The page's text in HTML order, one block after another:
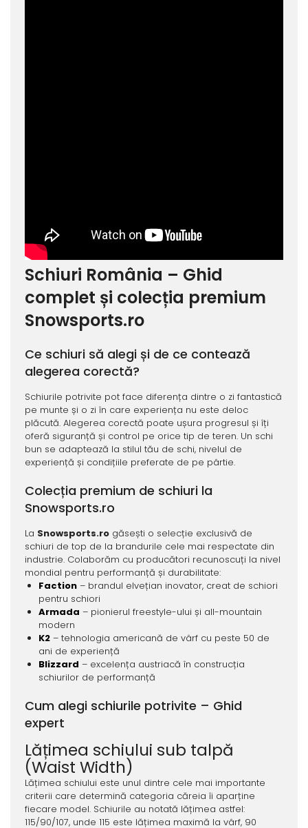
Schiuri România – Ghid
complet și colecția premium
Snowsports.ro
Ce schiuri să alegi și de ce contează
alegerea corectă?
Schiurile potrivite pot face diferența dintre o zi fantastică
pe munte și o zi în care experiența nu este deloc
plăcută. Alegerea corectă poate ușura progresul și îți
oferă siguranță și control pe orice tip de teren. Un schi
bun se adaptează la stilul tău de schi, nivelul de
experiență și condițiile preferate de pe pârtie.
Colecția premium de schiuri la
Snowsports.ro
La Snowsports.rogăsești o selecție exclusivă de
schiuri de top de la brandurile cele mai respectate din
industrie. Colaborăm cu producători recunoscuți la nivel
mondial pentru performanță și durabilitate:
Faction– brandul elvețian inovator, creat de schiori
pentru schiori
Armada – pionierul freestyle-ului și all-mountain
modern
K2– tehnologia americană de vârf cu peste 50 de
ani de experiență
Blizzard – excelența austriacă în construcția
schiurilor de performanță
Cum alegi schiurile potrivite – Ghid
expert
Lățimea schiului sub talpă
(Waist Width)
Lățimea schiului este unul dintre cele mai importante
criterii care determină categoria căreia îi aparține
fiecare model. Schiurile au notată lățimea astfel:
115/90/107, unde 115 este lățimea maximă la vârf, 90